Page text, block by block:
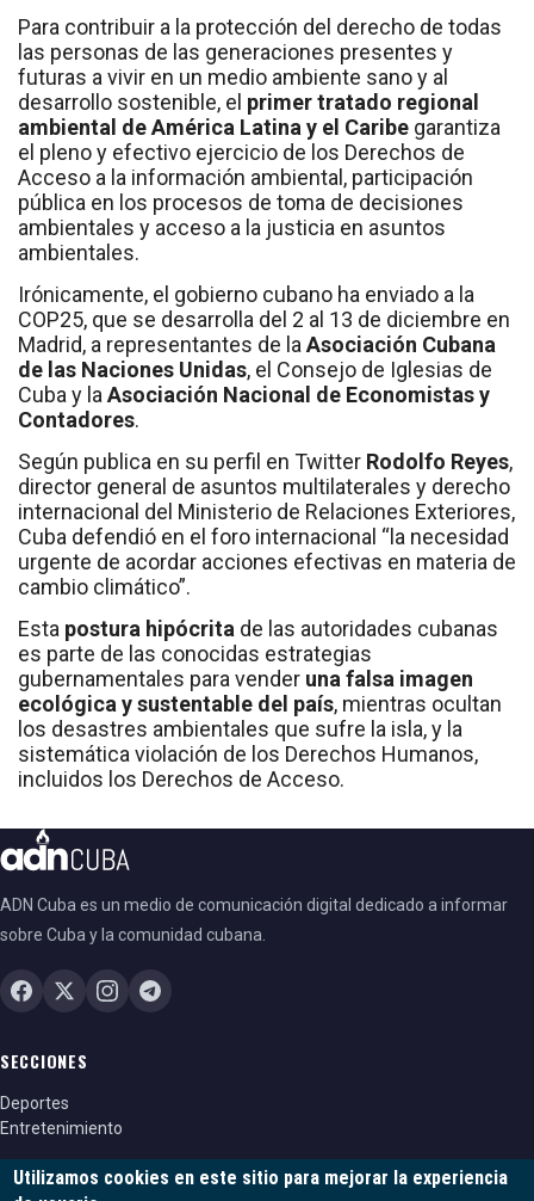
Para contribuir a la protección del derecho de todas
las personas de las generaciones presentes y
futuras a vivir en un medio ambiente sano y al
desarrollo sostenible, el primer tratado regional
ambiental de América Latina y el Caribe garantiza
el pleno y efectivo ejercicio de los Derechos de
Acceso a la información ambiental, participación
pública en los procesos de toma de decisiones
ambientales y acceso a la justicia en asuntos
ambientales.
Irónicamente, el gobierno cubano ha enviado a la
COP25, que se desarrolla del 2 al 13 de diciembre en
Madrid, a representantes de laAsociación Cubana
de las Naciones Unidas, el Consejo de Iglesias de
Cuba y laAsociación Nacional de Economistas y
Contadores.
Según publica en su perfil en Twitter Rodolfo Reyes,
director general de asuntos multilaterales y derecho
internacional del Ministerio de Relaciones Exteriores,
Cuba defendió en el foro internacional “la necesidad
urgente de acordar acciones efectivas en materia de
cambio climático”.
Esta postura hipócrita de las autoridades cubanas
es parte de las conocidas estrategias
gubernamentales para vender una falsa imagen
ecológica y sustentable del país, mientras ocultan
los desastres ambientales que sufre la isla, y la
sistemática violación de los Derechos Humanos,
incluidos los Derechos de Acceso.
ADN Cuba es un medio de comunicación digital dedicado a informar
sobre Cuba y la comunidad cubana.
SECCIONES
Deportes
Entretenimiento
LEGAL
Utilizamos cookies en este sitio para mejorar la experiencia